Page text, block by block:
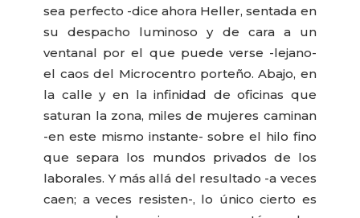
sea perfecto -dice ahora Heller, sentada en
su despacho luminoso y de cara a un
ventanal por el que puede verse -lejano-
el caos del Microcentro porteño. Abajo, en
la calle y en la infinidad de oficinas que
saturan la zona, miles de mujeres caminan
-en este mismo instante- sobre el hilo fino
que separa los mundos privados de los
laborales. Y más allá del resultado -a veces
caen; a veces resisten-, lo único cierto es